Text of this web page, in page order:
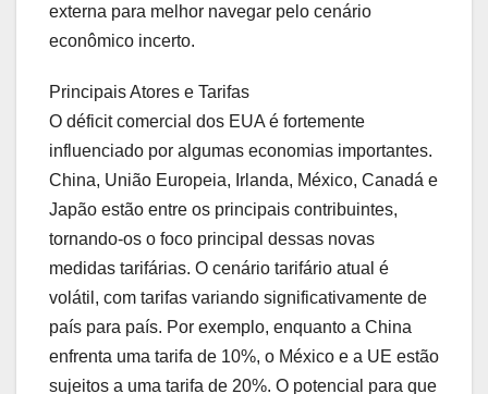
externa para melhor navegar pelo cenário
econômico incerto.
Principais Atores e Tarifas
O déficit comercial dos EUA é fortemente
influenciado por algumas economias importantes.
China, União Europeia, Irlanda, México, Canadá e
Japão estão entre os principais contribuintes,
tornando-os o foco principal dessas novas
medidas tarifárias. O cenário tarifário atual é
volátil, com tarifas variando significativamente de
país para país. Por exemplo, enquanto a China
enfrenta uma tarifa de 10%, o México e a UE estão
sujeitos a uma tarifa de 20%. O potencial para que